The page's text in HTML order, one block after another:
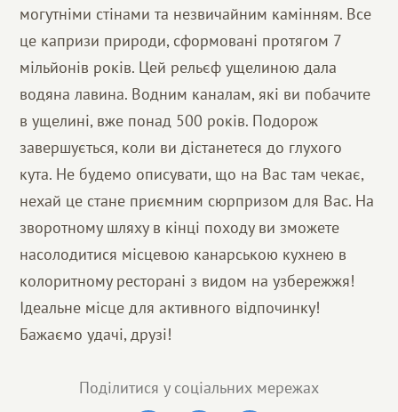
могутніми стінами та незвичайним камінням. Все
це капризи природи, сформовані протягом 7
мільйонів років. Цей рельєф ущелиною дала
водяна лавина. Водним каналам, які ви побачите
в ущелині, вже понад 500 років. Подорож
завершується, коли ви дістанетеся до глухого
кута. Не будемо описувати, що на Вас там чекає,
нехай це стане приємним сюрпризом для Вас. На
зворотному шляху в кінці походу ви зможете
насолодитися місцевою канарською кухнею в
колоритному ресторані з видом на узбережжя!
Ідеальне місце для активного відпочинку!
Бажаємо удачі, друзі!
Поділитися у соціальних мережах